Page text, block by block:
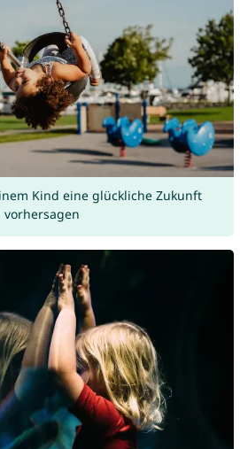
Kind eine glückliche Zukunft
vorhersagen